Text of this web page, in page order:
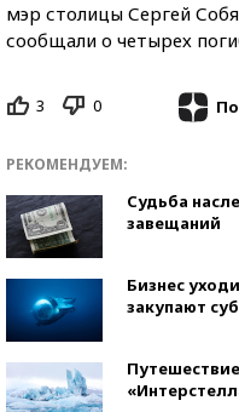
мэр столицы Сергей
сообщали о четырех
3 0
РЕКОМЕНДУЕМ:
Судьба
завещаний
Бизнес
закупают